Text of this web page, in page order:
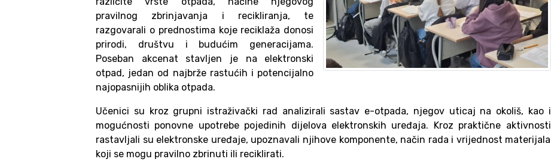
pravilnog zbrinjavanja i recikliranja, te
razgovarali o prednostima koje reciklaža donosi
prirodi, društvu i budućim generacijama.
Poseban akcenat stavljen je na elektronski
otpad, jedan od najbrže rastućih i potencijalno
najopasnijih oblika otpada.
Učenici su kroz grupni istraživački rad analizirali sastav e-otpada, njegov uticaj na okoliš, kao i
mogućnosti ponovne upotrebe pojedinih dijelova elektronskih uređaja. Kroz praktične aktivnosti
rastavljali su elektronske uređaje, upoznavali njihove komponente, način rada i vrijednost materijala
koji se mogu pravilno zbrinuti ili reciklirati.